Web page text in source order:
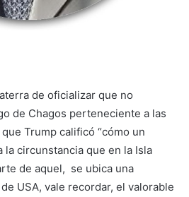
de oficializar que no
de Chagos perteneciente a las
Trump calificó “cómo un
la circunstancia que en la Isla
de aquel, se ubica una
USA, vale recordar, el valorable